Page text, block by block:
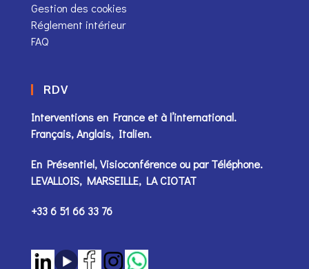
Gestion des cookies
Réglement intérieur
FAQ
RDV
Interventions en France et à l’international.
Français, Anglais, Italien.
En Présentiel, Visioconférence ou parTéléphone.
LEVALLOIS, MARSEILLE, LA CIOTAT
+33 6 51 66 33 76